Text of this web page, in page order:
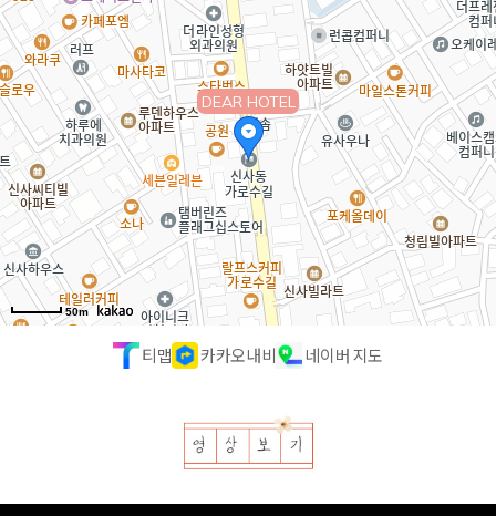
DEAR HOTEL
50m
티맵 카카오내비 네이버 지도